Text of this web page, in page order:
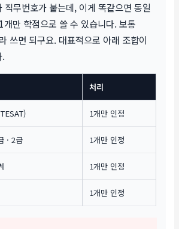
직무번호가 붙는데, 이게 똑같으면 동일
개만 학점으로 쓸 수 있습니다. 보통
쓰면 되구요. 대표적으로 아래 조합이
.
처리
1개만 인정
· 2급 1개만 인정
1개만 인정
1개만 인정